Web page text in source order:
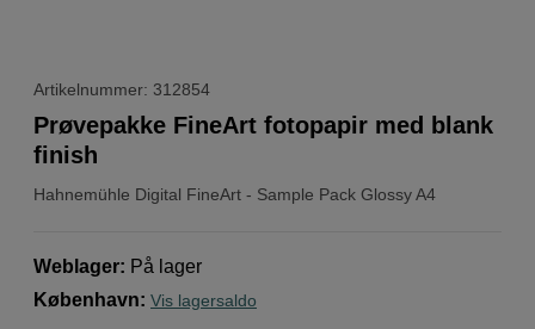
Artikelnummer: 312854
Hahnemühle Digital FineArt - Sample Pack Glossy A4
Prøvepakke FineArt fotopapir med blank
finish
Weblager: På lager
København: Vis lagersaldo